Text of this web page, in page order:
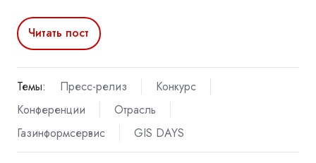
Читать пост
Темы: Пресс-релиз
Конкурс
Конференции
Отрасль
Газинформсервис
GIS DAYS